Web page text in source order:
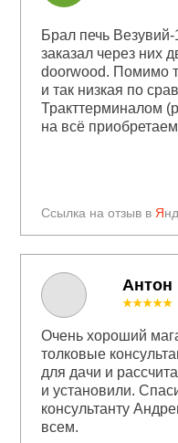
Антон
Ссылка на отзыв в Я
Брал печь
заказал через них
doorwood. Помимо
и так низкая по
Тракттерминалом
на всё
★★★★★
Очень хороший
толковые
для дачи и
и установили.
консультанту
всем.